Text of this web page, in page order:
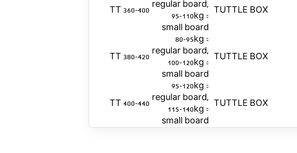
TUTTLE BOX
regular board,
95-110kg =
small board
360-400 TT
TUTTLE BOX
80-95kg =
regular board,
100-120kg =
small board
380-420 TT
TUTTLE BOX
95-120kg =
regular board,
115-140kg =
small board
400-440 TT